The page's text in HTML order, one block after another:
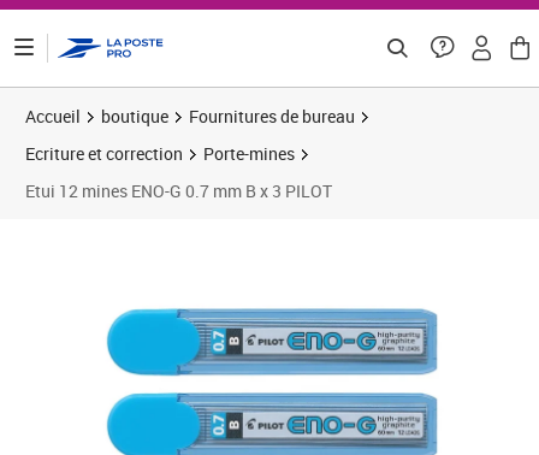
Accueil boutique
Fournitures de bureau
Ecriture et correction
Porte-mines
Etui 12 mines ENO-G 0.7 mm B x 3 PILOT